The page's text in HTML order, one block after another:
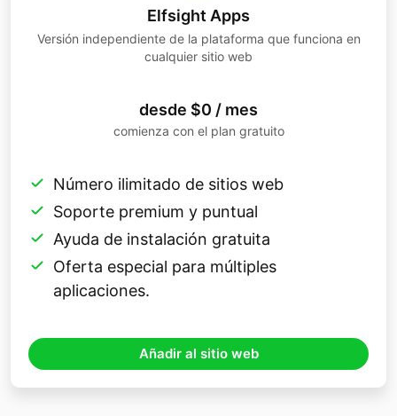
Elfsight Apps
Versión independiente de la plataforma que funciona en
cualquier sitio web
desde $0 / mes
comienza con el plan gratuito
Número ilimitado de sitios web
Soporte premium y puntual
Ayuda de instalación gratuita
Oferta especial para múltiples
aplicaciones.
Añadir al sitio web